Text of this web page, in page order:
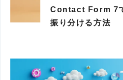
Contact Form 7
振り分ける方法